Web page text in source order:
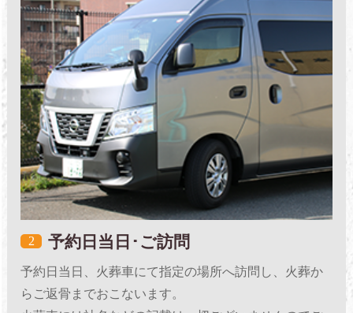
2 予約日当日･ご訪問
予約日当日、火葬車にて指定の場所へ訪問し、火葬か
らご返骨までおこないます。